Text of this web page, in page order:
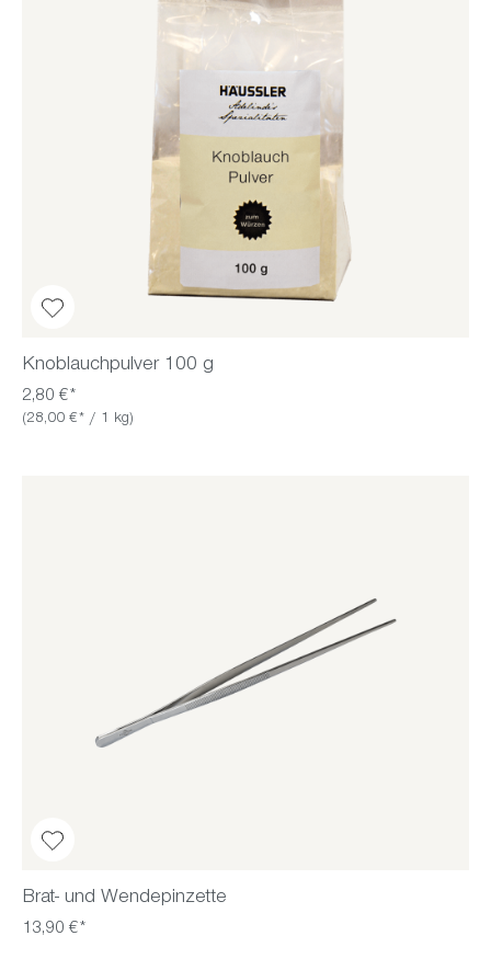
Knoblauchpulver 100 g
2,80 €*
(28,00 €* / 1 kg)
Brat- und Wendepinzette
13,90 €*